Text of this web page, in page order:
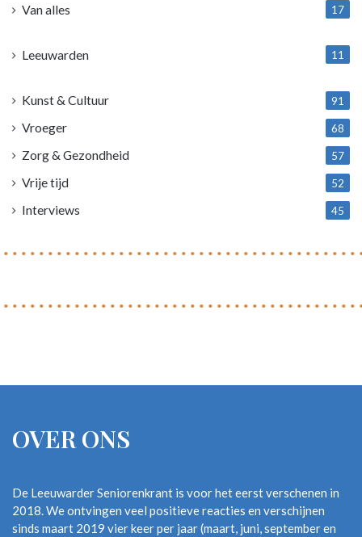
Van alles
17
Leeuwarden
11
Kunst & Cultuur 91
Vroeger 68
Zorg & Gezondheid 57
Vrije tijd 52
Interviews 45
OVER ONS
De Leeuwarder Seniorenkrant is voor het eerst verschenen in
2018. We ontvingen veel positieve reacties en verschijnen
sinds maart 2019 vier keer per jaar (maart, juni, september en